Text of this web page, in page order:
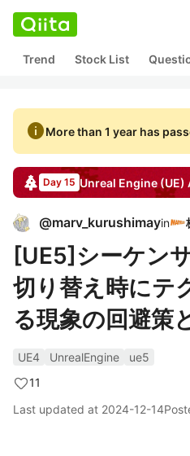
Trend Stock List
infoMore than 1 year has
Day 15 Unreal Engine (UE)
@marv_kurushimayin
[UE5]シーケン
切り替え時にテ
る現象の回避策
UE4 UnrealEngine
ue5
11
Last updated at 2024-12-14